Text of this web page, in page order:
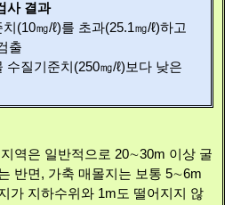
사 결과
(10㎎/ℓ)를 초과(25.1㎎/ℓ)하고
출
수질기준치(250㎎/ℓ)보다 낮은
역은 일반적으로 20∼30m 이상 굴
반면, 가축 매몰지는 보통 5∼6m
가 지하수위와 1m도 떨어지지 않